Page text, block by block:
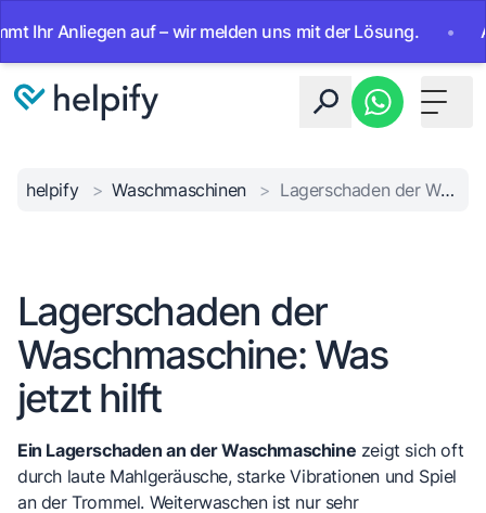
auf – wir melden uns mit der Lösung. • Ab
Toggle
helpify > Waschmaschinen > Lagerschaden der Waschmaschine: Was jetzt hilft
Lagerschaden der
Waschmaschine: Was
jetzt hilft
Ein Lagerschaden an der Waschmaschine zeigt sich oft
durch laute Mahlgeräusche, starke Vibrationen und Spiel
an der Trommel. Weiterwaschen ist nur sehr